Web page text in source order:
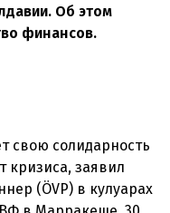
Об этом
финансов.
свою солидарность
кризиса, заявил
(ÖVP) в кулуарах